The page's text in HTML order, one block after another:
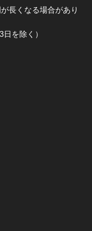
長くなる場合があり
を除く）